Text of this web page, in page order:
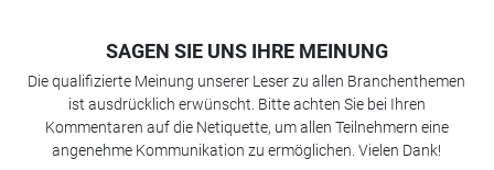
SAGEN SIE UNS IHRE MEINUNG
Die qualifizierte Meinung unserer Leser zu allen Branchenthemen
ist ausdrücklich erwünscht. Bitte achten Sie bei Ihren
Kommentaren auf die Netiquette, um allen Teilnehmern eine
angenehme Kommunikation zu ermöglichen. Vielen Dank!